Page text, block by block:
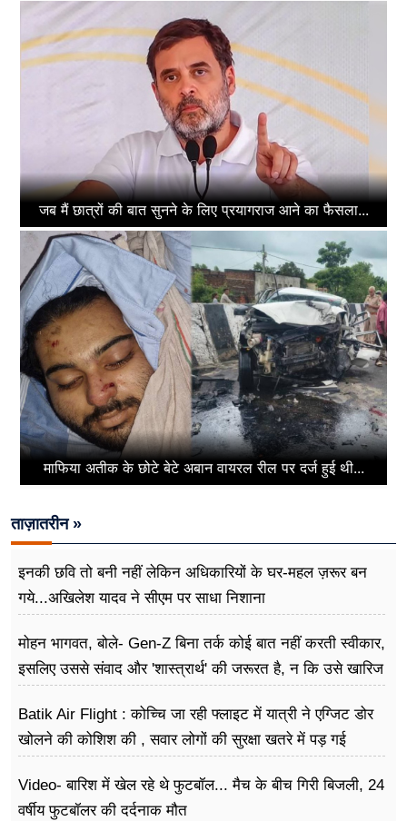
जब मैं छात्रों की बात सुनने के लिए प्रयागराज आने का फैसला...
माफिया अतीक के छोटे बेटे अबान वायरल रील पर दर्ज हुई थी...
ताज़ातरीन »
इनकी छवि तो बनी नहीं लेकिन अधिकारियों के घर-महल ज़रूर बन
गये...अखिलेश यादव ने सीएम पर साधा​ निशाना
मोहन भागवत, बोले- Gen-Z बिना तर्क कोई बात नहीं करती स्वीकार,
इसलिए उससे संवाद और 'शास्त्रार्थ' की जरूरत है, न कि उसे खारिज
Batik Air Flight : कोच्चि जा रही फ्लाइट में यात्री ने एग्जिट डोर
खोलने की कोशिश की , सवार लोगों की सुरक्षा खतरे में पड़ गई
Video- बारिश में खेल रहे थे फुटबॉल... मैच के बीच गिरी बिजली, 24
वर्षीय फुटबॉलर की दर्दनाक मौत